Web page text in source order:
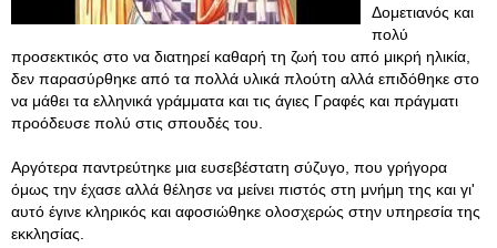
Δομετιανός και
πολύ
προσεκτικός στο να διατηρεί καθαρή τη ζωή του από μικρή ηλικία,
δεν παρασύρθηκε από τα πολλά υλικά πλούτη αλλά επιδόθηκε στο
να μάθει τα ελληνικά γράμματα και τις άγιες Γραφές και πράγματι
προόδευσε πολύ στις σπουδές του.
Αργότερα παντρεύτηκε μια ευσεβέστατη σύζυγο, που γρήγορα
όμως την έχασε αλλά θέλησε να μείνει πιστός στη μνήμη της και γι'
αυτό έγινε κληρικός και αφοσιώθηκε ολοσχερώς στην υπηρεσία της
εκκλησίας.